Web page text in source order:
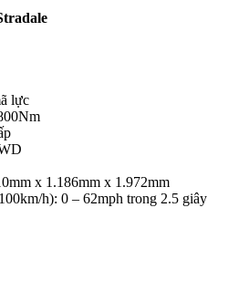
lực
x 1.186mm x 1.972mm
h): 0 – 62mph trong 2.5 giây